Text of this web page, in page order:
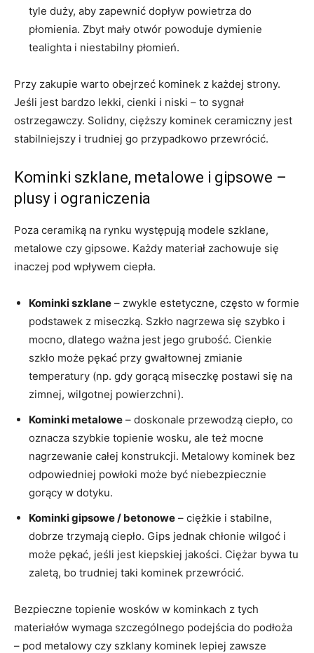
tyle duży, aby zapewnić dopływ powietrza do
płomienia. Zbyt mały otwór powoduje dymienie
tealighta i niestabilny płomień.
Przy zakupie warto obejrzeć kominek z każdej strony.
Jeśli jest bardzo lekki, cienki i niski – to sygnał
ostrzegawczy. Solidny, cięższy kominek ceramiczny jest
stabilniejszy i trudniej go przypadkowo przewrócić.
Kominki szklane, metalowe i gipsowe –
plusy i ograniczenia
Poza ceramiką na rynku występują modele szklane,
metalowe czy gipsowe. Każdy materiał zachowuje się
inaczej pod wpływem ciepła.
Kominki szklane – zwykle estetyczne, często w formie
podstawek z miseczką. Szkło nagrzewa się szybko i
mocno, dlatego ważna jest jego grubość. Cienkie
szkło może pękać przy gwałtownej zmianie
temperatury (np. gdy gorącą miseczkę postawi się na
zimnej, wilgotnej powierzchni).
Kominki metalowe – doskonale przewodzą ciepło, co
oznacza szybkie topienie wosku, ale też mocne
nagrzewanie całej konstrukcji. Metalowy kominek bez
odpowiedniej powłoki może być niebezpiecznie
gorący w dotyku.
Kominki gipsowe / betonowe – ciężkie i stabilne,
dobrze trzymają ciepło. Gips jednak chłonie wilgoć i
może pękać, jeśli jest kiepskiej jakości. Ciężar bywa tu
zaletą, bo trudniej taki kominek przewrócić.
Bezpieczne topienie wosków w kominkach z tych
materiałów wymaga szczególnego podejścia do podłoża
– pod metalowy czy szklany kominek lepiej zawsze